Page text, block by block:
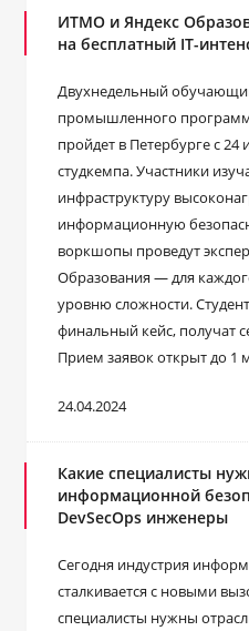
ИТМО и Яндекс
на бесплатный IT-
Двухнедельный
промышленного
пройдет в Петербурге с
студкемпа. Участники
инфраструктуру
информационную
воркшопы проведут
Образования — для
уровню сложности.
финальный кейс, получат
Прием заявок открыт до 1
24.04.2024
Какие специалисты
информационной
DevSecOps инженеры
Сегодня индустрия
сталкивается с новыми
специалисты нужны